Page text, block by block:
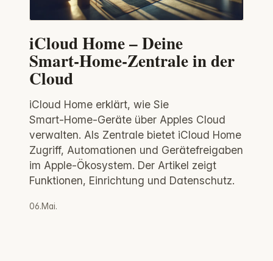
iCloud Home – Deine
Smart‑Home‑Zentrale in der
Cloud
iCloud Home erklärt, wie Sie
Smart‑Home‑Geräte über Apples Cloud
verwalten. Als Zentrale bietet iCloud Home
Zugriff, Automationen und Gerätefreigaben
im Apple‑Ökosystem. Der Artikel zeigt
Funktionen, Einrichtung und Datenschutz.
06.Mai.